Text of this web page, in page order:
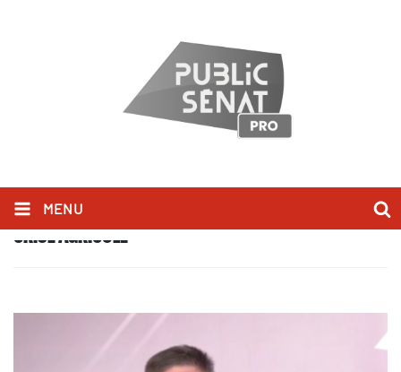
MENU
CRISE AGRICOLE